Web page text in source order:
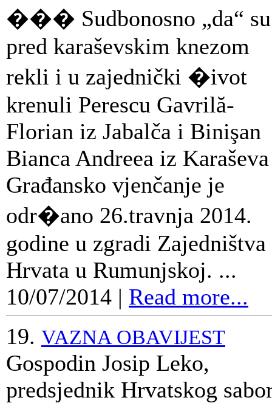
��� Sudbonosno „da“ su
pred karaševskim knezom
rekli i u zajednički �ivot
krenuli Perescu Gavrilă-
Florian iz Jabalča i Binişan
Bianca Andreea iz Karaševa
Građansko vjenčanje je
odr�ano 26.travnja 2014.
godine u zgradi Zajedništva
Hrvata u Rumunjskoj. ...
10/07/2014 | Read more...
19. VAZNA OBAVIJEST
Gospodin Josip Leko,
predsjednik Hrvatskog